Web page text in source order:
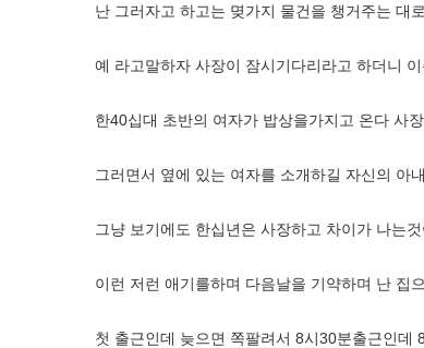
난 그러자고 하고는 몆가지 물건을 챙거주는 대
예 라고말하자 사장이 잠시기다리라고 하더니
한40십대 초반의 여자가 밥상을가지고 온다 사
그러면서 옆에 있는 여자를 소개하길 자신의 아
그냥 보기에도 한십년은 사장하고 차이가 나는
이런 저런 애기를하며 다음날을 기약하며 난 집
첫 출근인데 늦으면 쪽팔려서 8시30분출근인데